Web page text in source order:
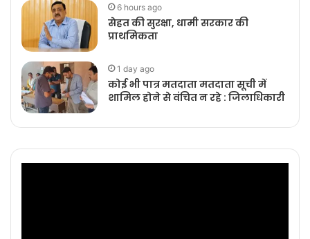
6 hours ago
सेहत की सुरक्षा, धामी सरकार की
प्राथमिकता
1 day ago
कोई भी पात्र मतदाता मतदाता सूची में
शामिल होने से वंचित न रहे : जिलाधिकारी